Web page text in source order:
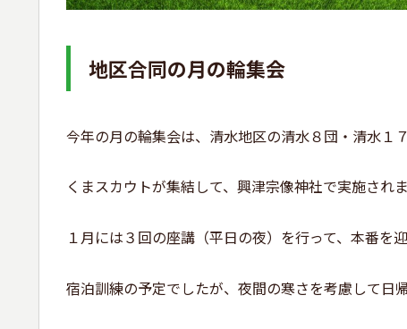
地区合同の月の輪集会
今年の月の輪集会は、清水地区の清水８団・清水１
くまスカウトが集結して、興津宗像神社で実施され
１月には３回の座講（平日の夜）を行って、本番を
宿泊訓練の予定でしたが、夜間の寒さを考慮して日